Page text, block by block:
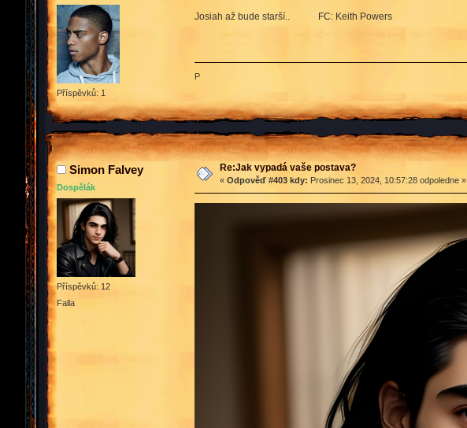
Příspěvků: 1
Josiah až bude starší.. FC: Keith Powers
P
Simon Falvey
Dospělák
Příspěvků: 12
Falla
Re:Jak vypadá vaše postava?
« Odpověď #403 kdy: Prosinec 13, 2024, 10:57:28 odpoledne »